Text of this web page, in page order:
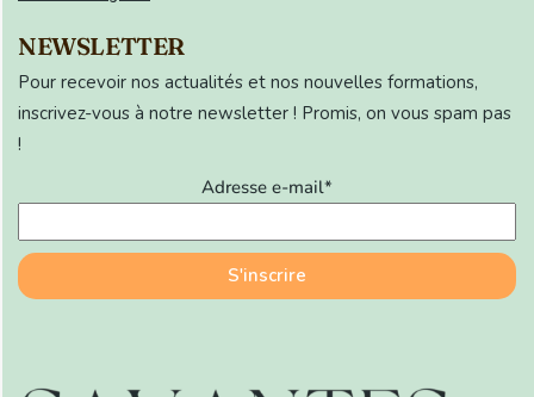
NEWSLETTER
Pour recevoir nos actualités et nos nouvelles formations,
inscrivez-vous à notre newsletter ! Promis, on vous spam pas
!
Adresse e-mail*